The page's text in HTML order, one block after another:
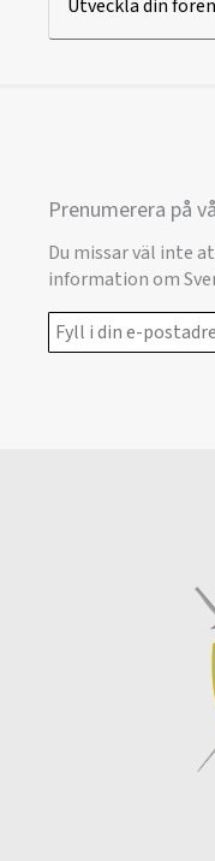
Utveckla din
Prenumerera på
Du missar väl inte
information om